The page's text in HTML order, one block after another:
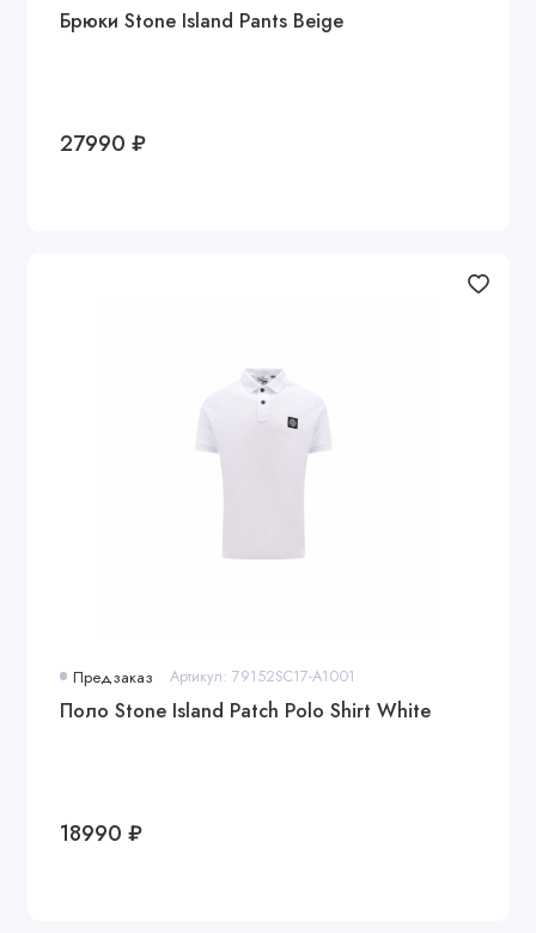
Брюки Stone Island Pants Beige
27990 ₽
Предзаказ Артикул: 79152SC17-A1001
Поло Stone Island Patch Polo Shirt White
18990 ₽